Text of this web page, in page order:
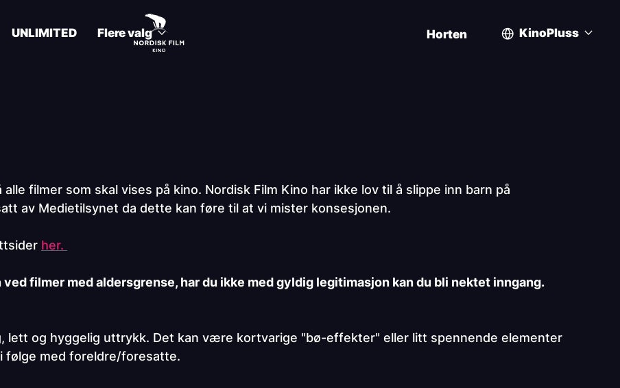
UNLIMITED Flere valg Horten KinoPluss
filmer som skal vises på kino. Nordisk Film Kino har ikke lov til å slippe inn barn på
av Medietilsynet da dette kan føre til at vi mister konsesjonen.
her.
filmer med aldersgrense, har du ikke med gyldig legitimasjon kan du bli nektet inngang.
lett og hyggelig uttrykk. Det kan være kortvarige "bø-effekter" eller litt spennende elementer
følge med foreldre/foresatte.